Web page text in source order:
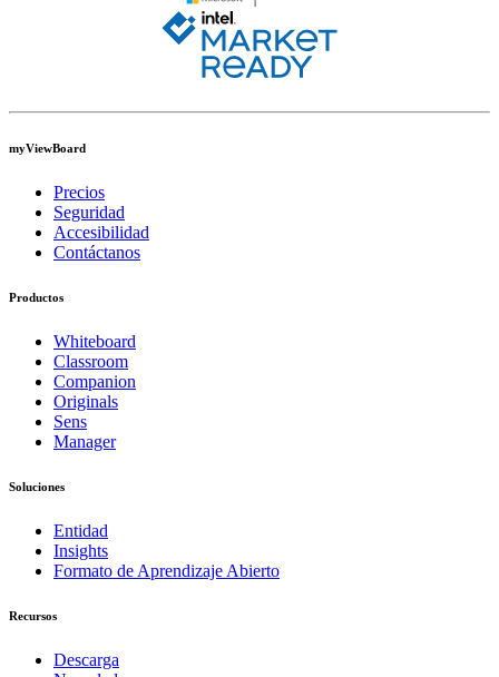
myViewBoard
Precios
Seguridad
Accesibilidad
Contáctanos
Productos
Whiteboard
Classroom
Companion
Originals
Sens
Manager
Soluciones
Entidad
Insights
Formato de Aprendizaje Abierto
Recursos
Descarga